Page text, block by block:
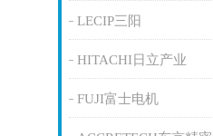
LECIP三阳
HITACHI日立产业
FUJI富士电机